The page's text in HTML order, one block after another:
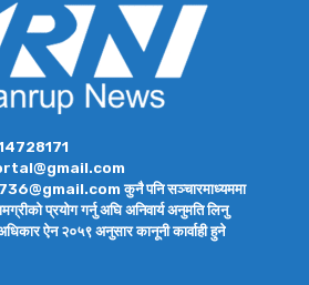
कुनै पनि सञ्चारमाध्यममा
प्रयोग गर्नु अघि अनिवार्य अनुमति लिनु
ऐन २०५९ अनुसार कानूनी कार्वाही हुने